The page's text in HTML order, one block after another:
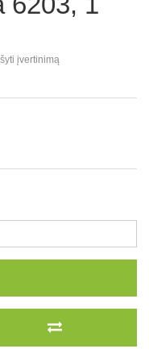
įvertinimą